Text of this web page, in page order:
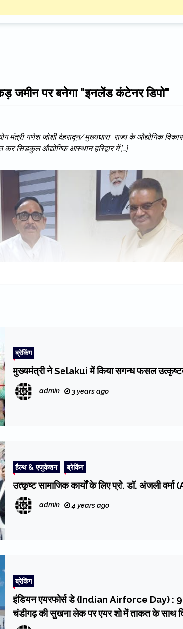
जमीन पर बनेगा "इनलेंड कंटेनर डिपो"
मंत्री गणेश जोशी देहरादून/मुख्यधारा राज्य के औद्योगिक
कर सिडकुल औद्योगिक आस्थान हरिद्वार में […]
ब्रेकिंग
मुख्यमंत्री ने Selakui में किया सगन्ध फसल
admin 3 years ago
हैल्थ & एजुकेशन ब्रेकिंग
उत्कृष्ट सामाजिक कार्यों के लिए प्रो. डॉ. अंजली
admin 4 years ago
ब्रेकिंग
इंडियन एयरफोर्स डे (Indian Airforce Day) :
चंडीगढ़ की सुखना लेक पर एयर शो में ताकत के साथ